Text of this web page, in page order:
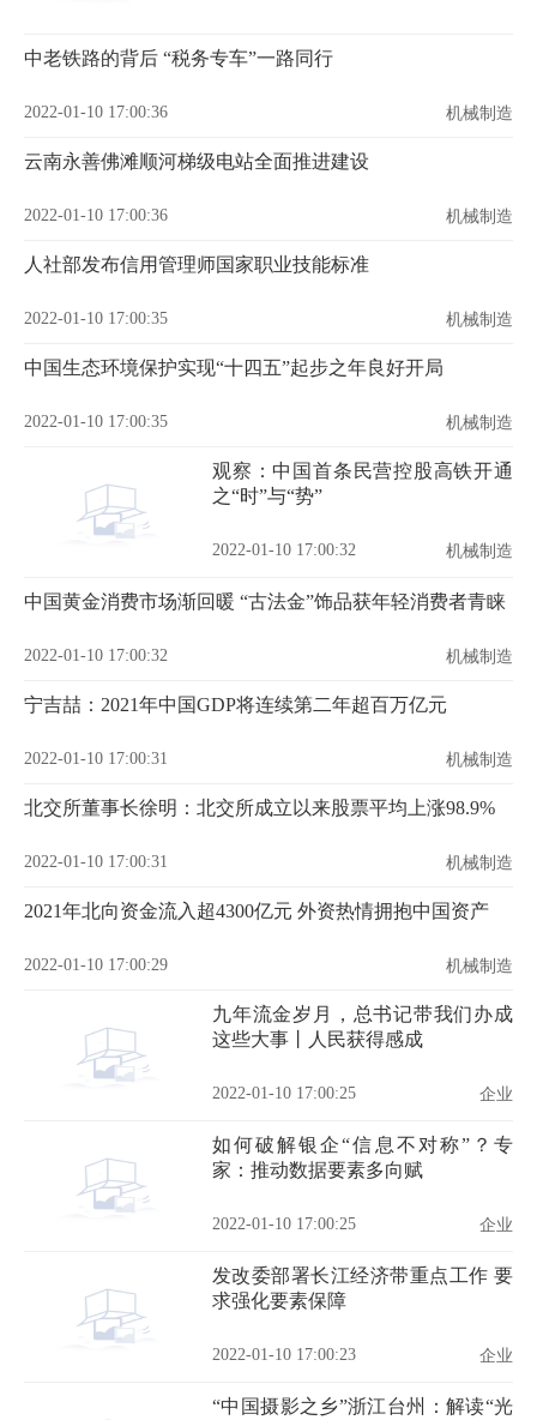
中老铁路的背后 “税务专车”一路同行
2022-01-10 17:00:36 机械制造
云南永善佛滩顺河梯级电站全面推进建设
2022-01-10 17:00:36 机械制造
人社部发布信用管理师国家职业技能标准
2022-01-10 17:00:35 机械制造
中国生态环境保护实现“十四五”起步之年良好开局
2022-01-10 17:00:35 机械制造
观察：中国首条民营控股高铁开通
之“时”与“势”
2022-01-10 17:00:32 机械制造
中国黄金消费市场渐回暖 “古法金”饰品获年轻消费者青睐
2022-01-10 17:00:32 机械制造
宁吉喆：2021年中国GDP将连续第二年超百万亿元
2022-01-10 17:00:31 机械制造
北交所董事长徐明：北交所成立以来股票平均上涨98.9%
2022-01-10 17:00:31 机械制造
2021年北向资金流入超4300亿元 外资热情拥抱中国资产
2022-01-10 17:00:29 机械制造
九年流金岁月，总书记带我们办成
这些大事丨人民获得感成
2022-01-10 17:00:25 企业
如何破解银企“信息不对称”？专
家：推动数据要素多向赋
2022-01-10 17:00:25 企业
发改委部署长江经济带重点工作 要
求强化要素保障
2022-01-10 17:00:23 企业
“中国摄影之乡”浙江台州：解读“光